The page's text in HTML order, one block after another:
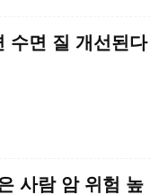
수면 질 개선된다
사람 암 위험 높